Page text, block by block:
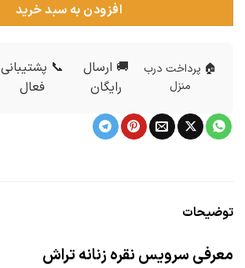
افزودن به سبد خرید
🏠 پرداخت درب
منزل
🚚 ارسال
رایگان
📞 پشتیبانی
فعال
توضیحات
معرفی سرویس نقره زنانه تراش